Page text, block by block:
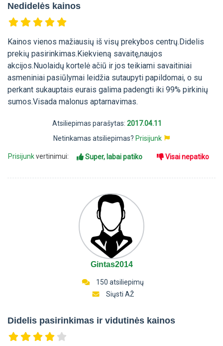
Nedidelės kainos
Kainos vienos mažiausių iš visų prekybos centrų.Didelis
prekių pasirinkimas.Kiekvieną savaitę,naujos
akcijos.Nuolaidų kortelė ačiū ir jos teikiami savaitiniai
asmeniniai pasiūlymai leidžia sutaupyti papildomai, o su
perkant sukauptais eurais galima padengti iki 99% pirkinių
sumos.Visada malonus aptarnavimas.
Atsiliepimas parašytas: 2017.04.11
Netinkamas atsiliepimas? Prisijunk
Prisijunkvertinimui: Super, labai patiko Visai nepatiko
Gintas2014
150 atsiliepimų
Siųsti AŽ
Didelis pasirinkimas ir vidutinės kainos